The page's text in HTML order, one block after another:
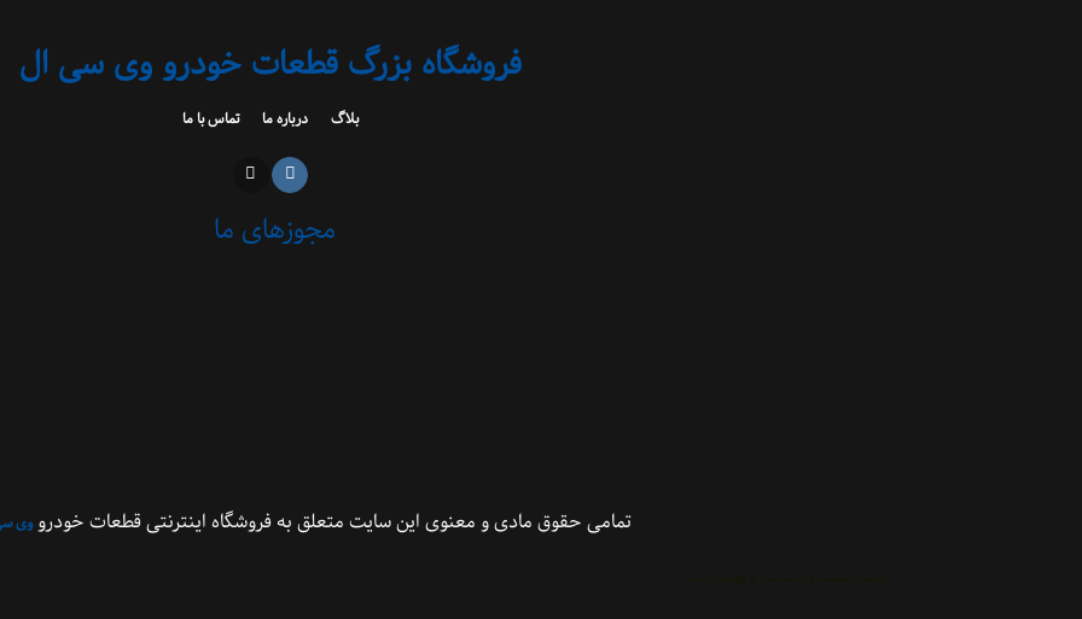
فروشگاه بزرگ قطعات خودرو وی سی ال
بلاگ درباره ما تماس با ما
مجوزهای ما
تمامی حقوق مادی و معنوی این سایت متعلق به فروشگاه اینترنتی قطعات خودرو وی